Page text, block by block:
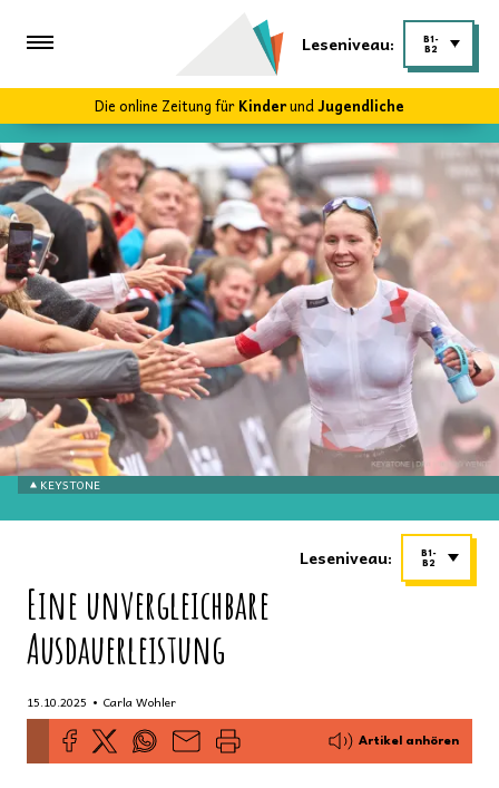
Leseniveau:
B1-
B2
Die online Zeitung fürKinderundJugendliche
KEYSTONE
Leseniveau:
B1-
B2
Eine unvergleichbare
Ausdauerleistung
15.10.2025 • Carla Wohler
Artikel anhören